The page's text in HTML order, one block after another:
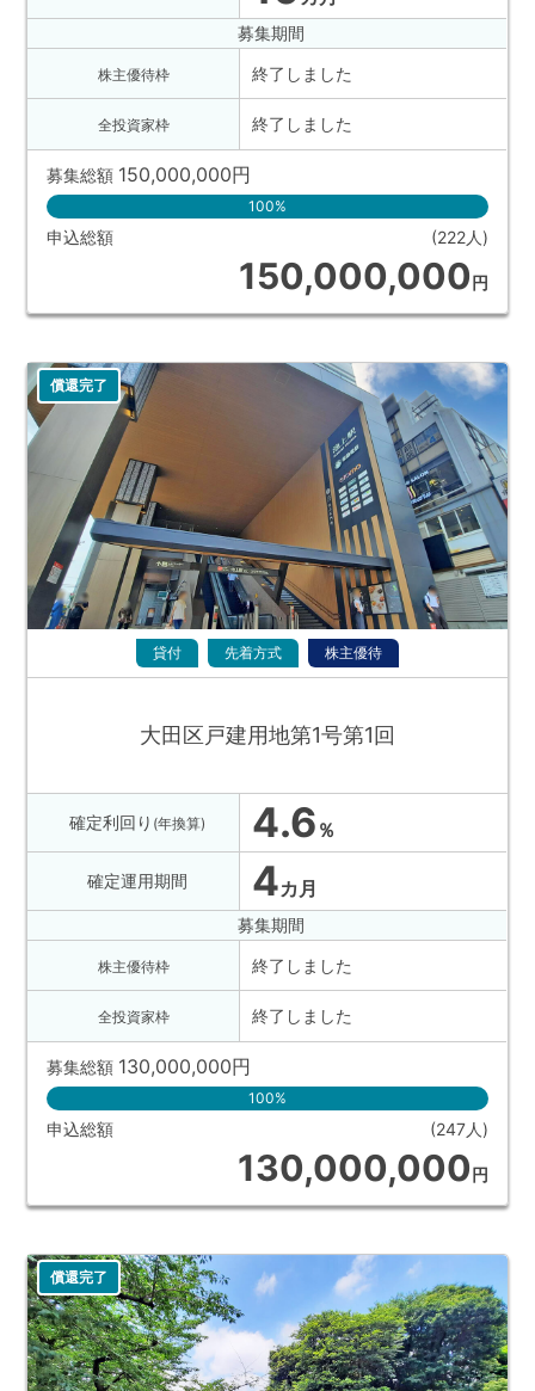
募集期間
株主優待枠
全投資家枠
終了しました
終了しました
募集総額 150,000,000円
100%
申込総額 (222人)
150,000,000円
償還完了
貸付 先着方式 株主優待
大田区戸建用地第1号第1回
確定利回り (年換算) 4.6 ％
確定運用期間 4カ月
募集期間
株主優待枠
全投資家枠
終了しました
終了しました
募集総額 130,000,000円
100%
申込総額 (247人)
130,000,000円
償還完了